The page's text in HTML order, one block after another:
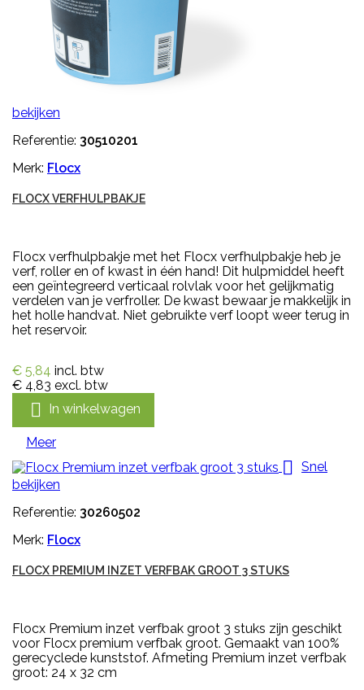
bekijken
Referentie: 30510201
Merk: Flocx
FLOCX VERFHULPBAKJE
Flocx verfhulpbakje met het Flocx verfhulpbakje heb je
verf, roller en of kwast in één hand! Dit hulpmiddel heeft
een geïntegreerd verticaal rolvlak voor het gelijkmatig
verdelen van je verfroller. De kwast bewaar je makkelijk in
het holle handvat. Niet gebruikte verf loopt weer terug in
het reservoir.
€ 5,84 incl. btw
€ 4,83 excl. btw
 In winkelwagen
Meer
 Snel
bekijken
Referentie: 30260502
Merk: Flocx
FLOCX PREMIUM INZET VERFBAK GROOT 3 STUKS
Flocx Premium inzet verfbak groot 3 stuks zijn geschikt
voor Flocx premium verfbak groot. Gemaakt van 100%
gerecyclede kunststof. Afmeting Premium inzet verfbak
groot: 24 x 32 cm